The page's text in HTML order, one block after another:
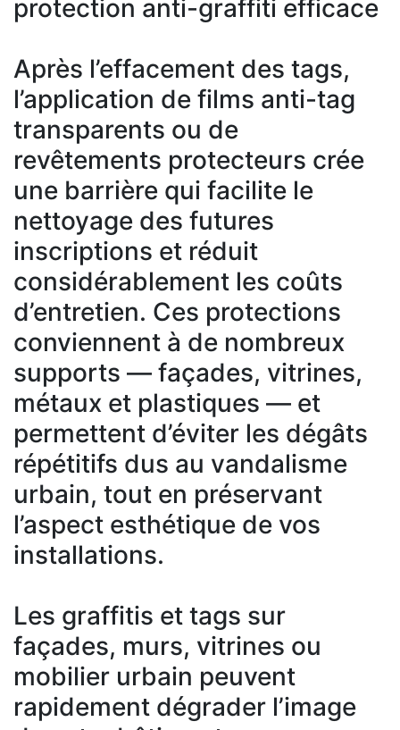
protection anti-graffiti efficace
Après l’effacement des tags,
l’application de films anti-tag
transparents ou de
revêtements protecteurs crée
une barrière qui facilite le
nettoyage des futures
inscriptions et réduit
considérablement les coûts
d’entretien. Ces protections
conviennent à de nombreux
supports — façades, vitrines,
métaux et plastiques — et
permettent d’éviter les dégâts
répétitifs dus au vandalisme
urbain, tout en préservant
l’aspect esthétique de vos
installations.
Les graffitis et tags sur
façades, murs, vitrines ou
mobilier urbain peuvent
rapidement dégrader l’image